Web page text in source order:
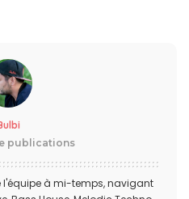
publications
l'équipe à mi-temps, navigant